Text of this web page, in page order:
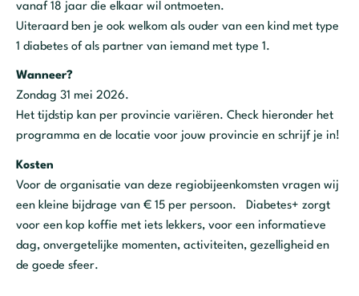
vanaf 18 jaar die elkaar wil ontmoeten.
Uiteraard ben je ook welkom als ouder van een kind met type
1 diabetes of als partner van iemand met type 1.
Wanneer?
Zondag 31 mei 2026.
Het tijdstip kan per provincie variëren. Check hieronder het
programma en de locatie voor jouw provincie en schrijf je in!
Kosten
Voor de organisatie van deze regiobijeenkomsten vragen wij
een kleine bijdrage van € 15 per persoon. Diabetes+ zorgt
voor een kop koffie met iets lekkers, voor een informatieve
dag, onvergetelijke momenten, activiteiten, gezelligheid en
de goede sfeer.